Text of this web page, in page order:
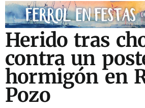
Herido tras
contra un
hormigón en
Pozo